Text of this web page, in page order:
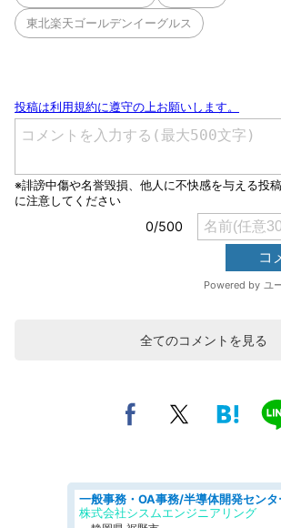
東北楽天ゴールデンイーグルス
全てのコメントを見る
株式会社シスムエンジニアリング